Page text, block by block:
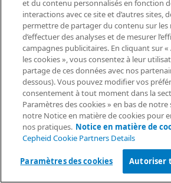
Gamme de
GeneXpert®
et du contenu personnalisés en fonction
interactions avec ce site et d’autres sites,
permettre de partager du contenu sur les
d’effectuer des analyses et de mesurer
campagnes publicitaires. En cliquant sur
les cookies », vous consentez à leur
partage de ces données avec nos
dessous). Vous pouvez modifier vos
consentement à tout moment dans la
Paramètres des cookies » en bas de notre
notre Notice en matière de cookies pour
nos pratiques. Notice en matière de
Cepheid Cookie Partners Details
Paramètres des cookies Autoriser